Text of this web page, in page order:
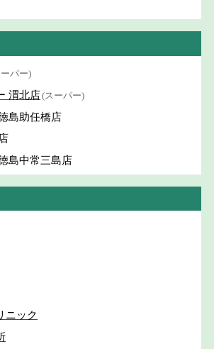
パー)
渭北店(スーパー)
島助任橋店
島中常三島店
ニック